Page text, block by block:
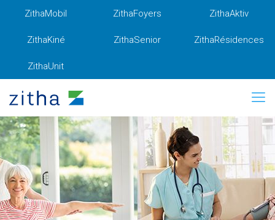
ZithaMobil ZithaFoyers ZithaAktiv
ZithaKiné ZithaSenior ZithaRésidences
ZithaUnit